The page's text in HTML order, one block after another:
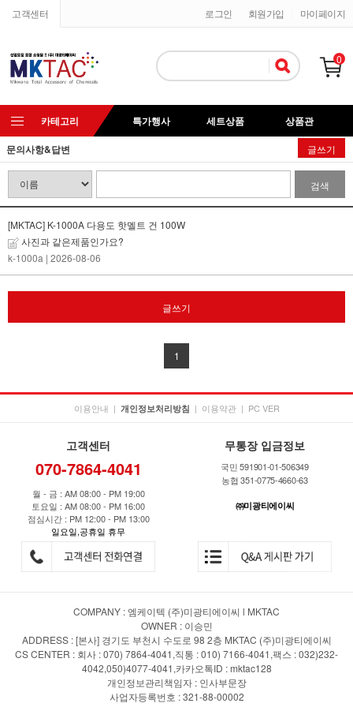
고객센터 마이페이지
회원가입
로그인
0
카테고리 특가행사 세트상품
상품관
문의사항&답변
글쓰기
검색
[MKTAC] K-1000A 다용도 핫멜트 건 100W
사진과 같은제품인가요?
k-1000a | 2026-08-06
글쓰기
1
이용안내 | 개인정보처리방침 | 이용약관 | PC VER
고객센터
070-7864-4041
월 - 금 : AM 08:00 - PM 19:00
토요일 : AM 08:00 - PM 16:00
점심시간 : PM 12:00 - PM 13:00
일요일,공휴일 휴무
무통장 입금정보
국민 591901-01-506349
농협 351-0775-4660-63
㈜미광티에이씨
COMPANY : 엠케이텍 (주)미광티에이씨 l MKTAC
OWNER : 이승민
ADDRESS : [본사] 경기도 부천시 수도로 98 2층 MKTAC (주)미광티에이씨
CS CENTER : 회사 : 070) 7864-4041,직통 : 010) 7166-4041,팩스 : 032)232-
4042,050)4077-4041,카카오톡ID : mktac128
개인정보관리책임자 : 인사부문장
사업자등록번호 : 321-88-00002